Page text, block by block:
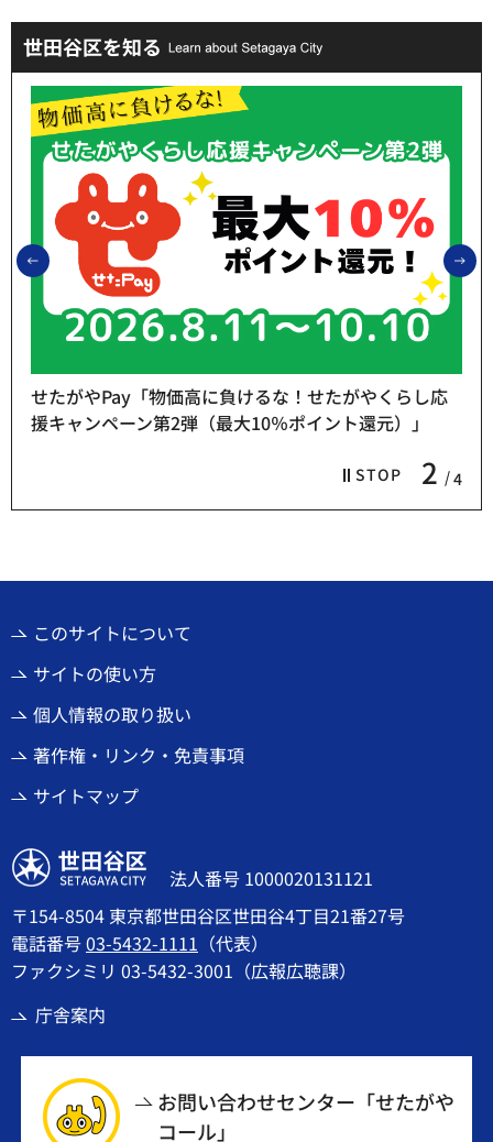
世田谷区を知る
前のスライドを表示
STOP 2 4
せたがやPay「物価高に負けるな！せたがやくらし応
援キャンペーン第2弾（最大10％ポイント還元）」
このサイトについて
サイトの使い方
個人情報の取り扱い
著作権・リンク・免責事項
サイトマップ
世田谷区
法人番号 1000020131121
〒154-8504 東京都世田谷区世田谷4丁目21番27号
電話番号03-5432-1111 （代表）
ファクシミリ 03-5432-3001（広報広聴課）
庁舎案内
お問い合わせセンター「せたがや
コール」